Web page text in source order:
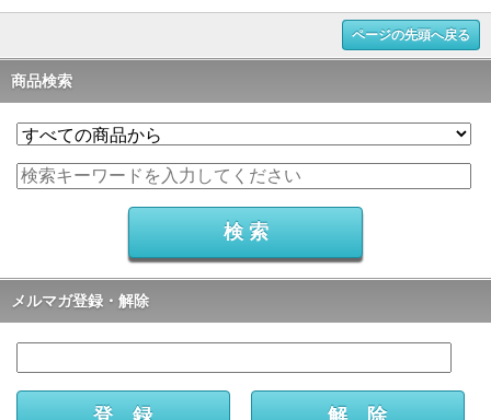
ページの先頭へ戻る
商品検索
メルマガ登録・解除